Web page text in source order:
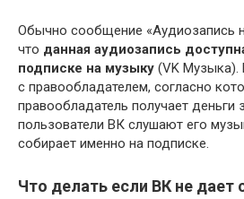
Обычно сообщение «Аудиозапись
что данная аудиозапись
подписке на музыку (VK Музыка).
с правообладателем, согласно
правообладатель получает деньги
пользователи ВК слушают его
собирает именно на подписке.
Что делать если ВК не дает